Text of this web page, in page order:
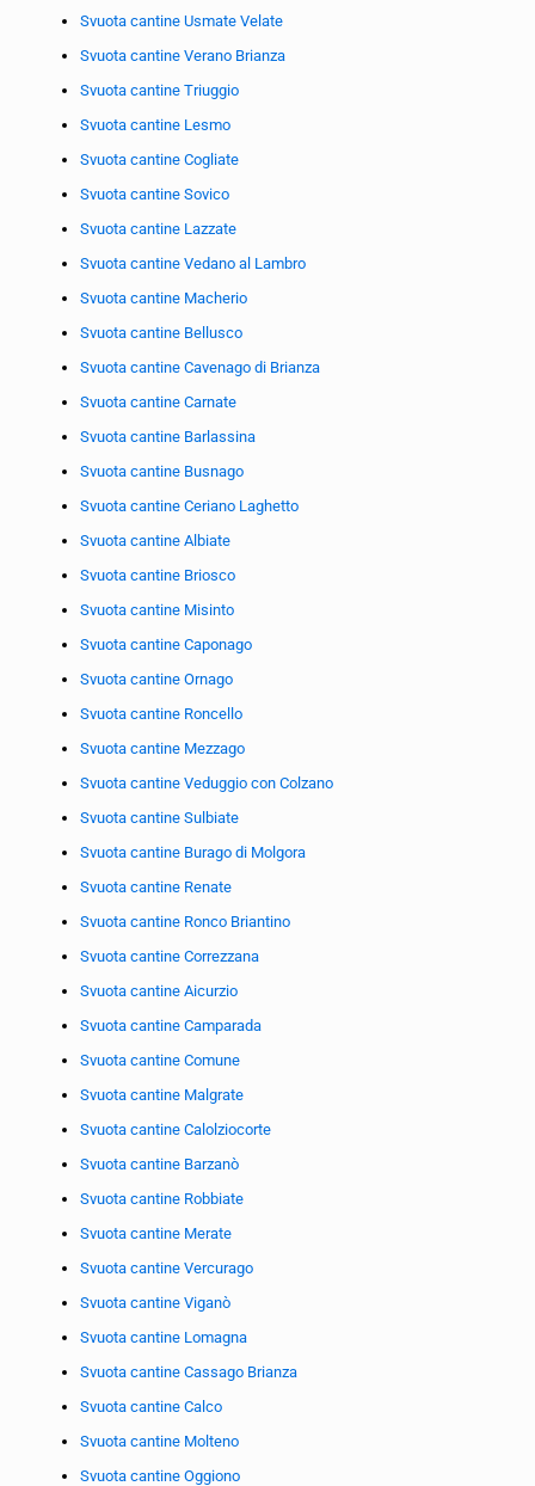
Svuota cantine Usmate Velate
Svuota cantine Verano Brianza
Svuota cantine Triuggio
Svuota cantine Lesmo
Svuota cantine Cogliate
Svuota cantine Sovico
Svuota cantine Lazzate
Svuota cantine Vedano al Lambro
Svuota cantine Macherio
Svuota cantine Bellusco
Svuota cantine Cavenago di Brianza
Svuota cantine Carnate
Svuota cantine Barlassina
Svuota cantine Busnago
Svuota cantine Ceriano Laghetto
Svuota cantine Albiate
Svuota cantine Briosco
Svuota cantine Misinto
Svuota cantine Caponago
Svuota cantine Ornago
Svuota cantine Roncello
Svuota cantine Mezzago
Svuota cantine Veduggio con Colzano
Svuota cantine Sulbiate
Svuota cantine Burago di Molgora
Svuota cantine Renate
Svuota cantine Ronco Briantino
Svuota cantine Correzzana
Svuota cantine Aicurzio
Svuota cantine Camparada
Svuota cantine Comune
Svuota cantine Malgrate
Svuota cantine Calolziocorte
Svuota cantine Barzanò
Svuota cantine Robbiate
Svuota cantine Merate
Svuota cantine Vercurago
Svuota cantine Viganò
Svuota cantine Lomagna
Svuota cantine Cassago Brianza
Svuota cantine Calco
Svuota cantine Molteno
Svuota cantine Oggiono